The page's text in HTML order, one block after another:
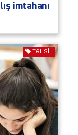
imtahanı
TƏHSIL